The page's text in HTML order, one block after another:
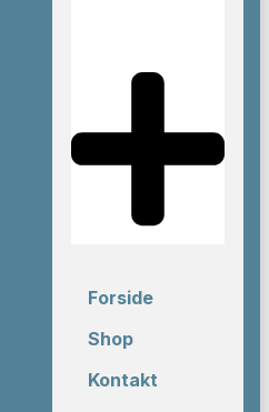
Forside
Shop
Kontakt